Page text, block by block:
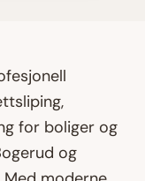
,
for boliger og
og